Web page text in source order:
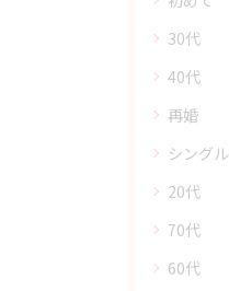
30代
40代
再婚
シングル
20代
70代
60代